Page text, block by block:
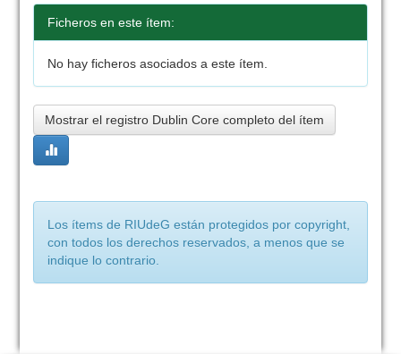
Ficheros en este ítem:
No hay ficheros asociados a este ítem.
Mostrar el registro Dublin Core completo del ítem
Los ítems de RIUdeG están protegidos por copyright,
con todos los derechos reservados, a menos que se
indique lo contrario.